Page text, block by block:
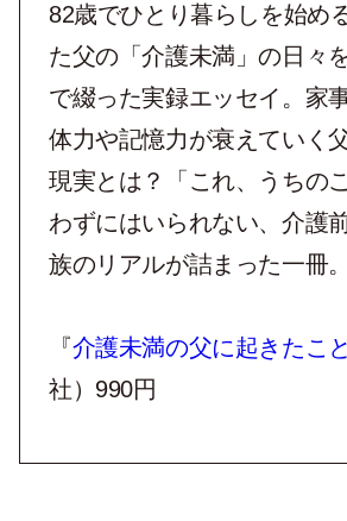
82歳でひとり暮らしを始め
た父の「介護未満」の日々
で綴った実録エッセイ。家
体力や記憶力が衰えていく
現実とは？「これ、うちの
わずにはいられない、介護
族のリアルが詰まった一冊。
『介護未満の父に起きたこと
社）990円